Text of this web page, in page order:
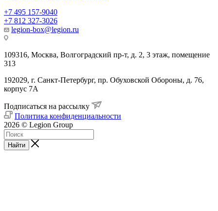
+7 495 157-9040
+7 812 327-3026
legion-box@legion.ru
109316, Москва, Волгоградский пр-т, д. 2, 3 этаж, помещение
313
192029, г. Санкт-Петербург, пр. Обуховской Обороны, д. 76,
корпус 7А
Подписаться на рассылку
Политика конфиденциальности
2026 © Legion Group
Найти